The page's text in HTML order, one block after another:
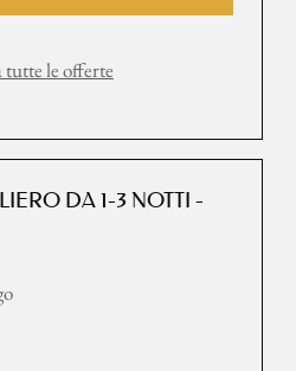
tutte le offerte
DA 1-3 NOTTI -